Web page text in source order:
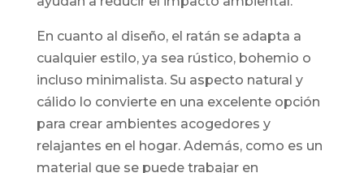
En cuanto al diseño, el ratán se adapta a
cualquier estilo, ya sea rústico, bohemio o
incluso minimalista. Su aspecto natural y
cálido lo convierte en una excelente opción
para crear ambientes acogedores y
relajantes en el hogar. Además, como es un
material que se puede trabajar en